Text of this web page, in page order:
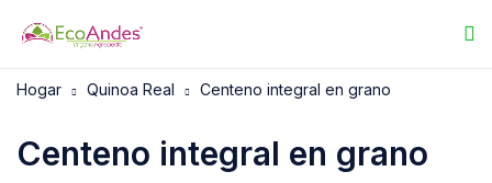
Hogar Quinoa Real Centeno integral en grano
Centeno integral en grano